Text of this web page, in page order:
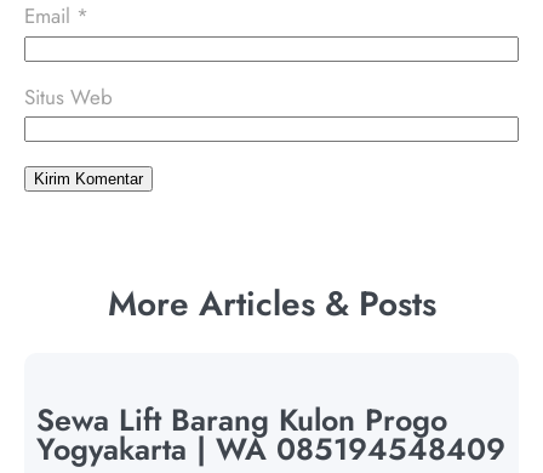
Email *
Situs Web
More Articles & Posts
Sewa Lift Barang Kulon Progo
Yogyakarta | WA 085194548409